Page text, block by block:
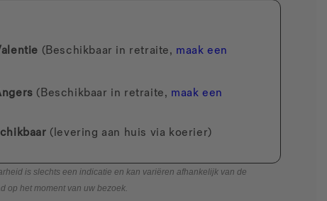
(Beschikbaar in retraite, maak een
(Beschikbaar in retraite, maak een
(levering aan huis via koerier)
is slechts een indicatie en kan variëren afhankelijk van de
op het moment van uw bezoek.